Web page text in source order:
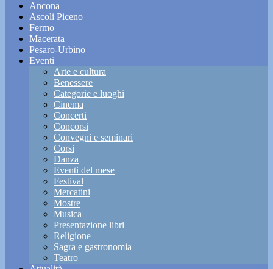
Ancona
Ascoli Piceno
Fermo
Macerata
Pesaro-Urbino
Eventi
Arte e cultura
Benessere
Categorie e luoghi
Cinema
Concerti
Concorsi
Convegni e seminari
Corsi
Danza
Eventi del mese
Festival
Mercatini
Mostre
Musica
Presentazione libri
Religione
Sagra e gastronomia
Teatro